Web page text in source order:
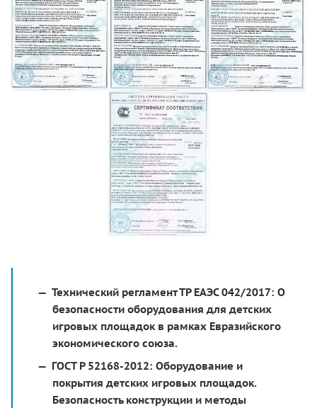
Технический регламент ТР ЕАЭС 042/2017: О
безопасности оборудования для детских
игровых площадок в рамках Евразийского
экономического союза.
ГОСТ Р 52168-2012: Оборудование и
покрытия детских игровых площадок.
Безопасность конструкции и методы